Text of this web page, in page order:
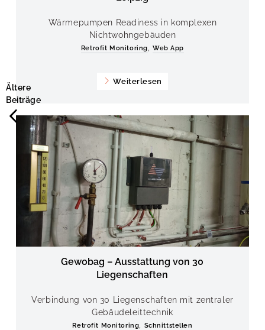
Wärmepumpen Readiness in komplexen
Nichtwohngebäuden
Retrofit Monitoring ,Web App
Weiterlesen
Gewobag – Ausstattung von 30
Liegenschaften
Verbindung von 30 Liegenschaften mit zentraler
Gebäudeleittechnik
Retrofit Monitoring Schnittstellen
Ältere
Beiträge